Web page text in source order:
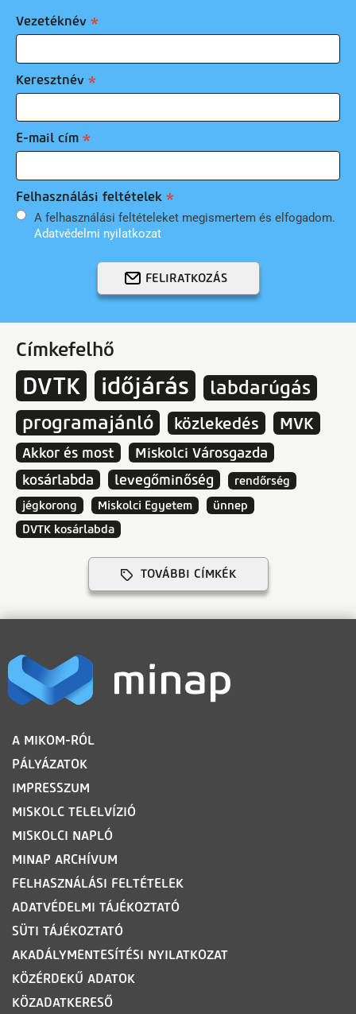
Vezetéknév
Keresztnév
E-mail cím
Felhasználási feltételek
A felhasználási feltételeket megismertem és elfogadom.
Adatvédelmi nyilatkozat
FELIRATKOZÁS
Címkefelhő
DVTK időjárás
labdarúgás
programajánló
közlekedés MVK
Akkor és most
Miskolci Városgazda
kosárlabda
levegőminőség
rendőrség
jégkorong
Miskolci Egyetem
ünnep
DVTK kosárlabda
TOVÁBBI CÍMKÉK
LÁBLÉC
A MIKOM-RÓL
PÁLYÁZATOK
IMPRESSZUM
MISKOLC TELELVÍZIÓ
MISKOLCI NAPLÓ
MINAP ARCHÍVUM
FELHASZNÁLÁSI FELTÉTELEK
ADATVÉDELMI TÁJÉKOZTATÓ
SÜTI TÁJÉKOZTATÓ
AKADÁLYMENTESÍTÉSI NYILATKOZAT
KÖZÉRDEKŰ ADATOK
KÖZADATKERESŐ